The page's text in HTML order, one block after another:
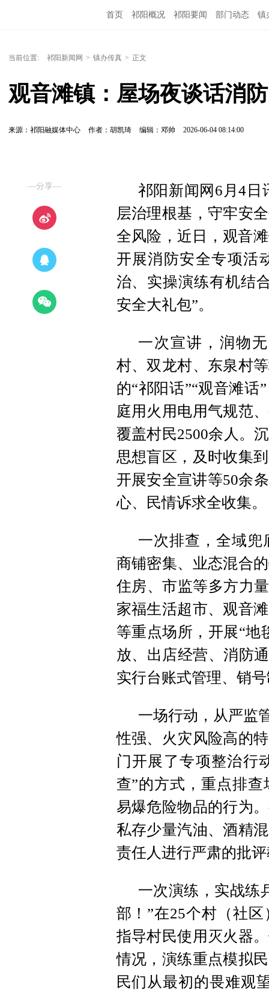
首页 祁阳概况 祁阳要闻 部门动态 镇
当前位置: 祁阳新闻网 > 镇办传真 > 正文
观音滩镇：屋场夜谈话消
来源：祁阳融媒体中心 作者：胡凯琦 编辑：邓帅 2026-06-04 08:14:00
—分享—
祁阳新闻网6月4日
层治理根基，守牢安
全风险，近日，观音
开展消防安全专项活
治、实操演练有机结
安全大礼包”。
一次宣讲，润物
村、双龙村、东泉村
的“祁阳话”“观音滩
庭用火用电用气规范
覆盖村民2500余人。
思想盲区，及时收集
开展安全宣讲等50余
心、民情诉求全收集。
一次排查，全域
商铺密集、业态混合
住房、市监等多方力
家福生活超市、观音
等重点场所，开展“地
放、出店经营、消防
实行台账式管理、销
一场行动，从严监
性强、火灾风险高的
门开展了专项整治行
查”的方式，重点排
易爆危险物品的行为
私存少量汽油、酒精
责任人进行严肃的批
一次演练，实战练
部！”在25个村（社
指导村民使用灭火器
情况，演练重点模拟
民们从最初的畏难观